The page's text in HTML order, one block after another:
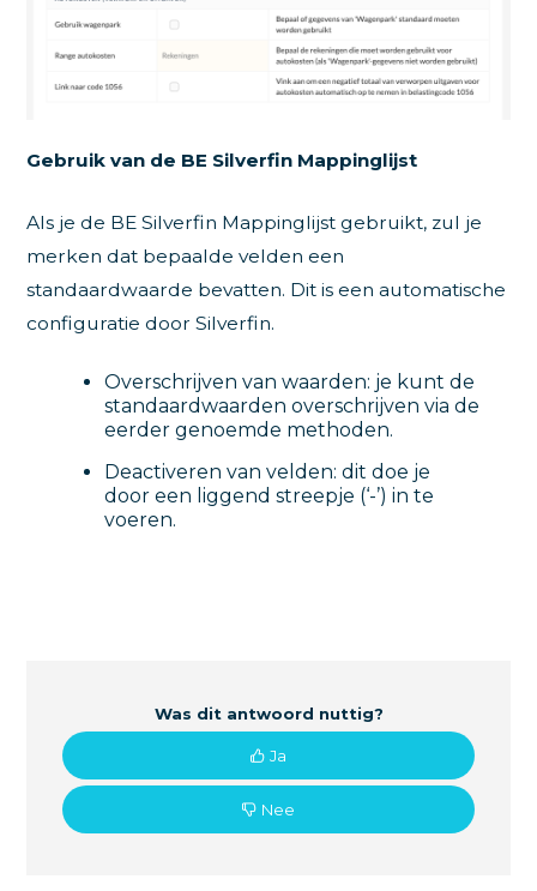
Gebruik van de BE Silverfin Mappinglijst
Als je de BE Silverfin Mappinglijst gebruikt, zul je
merken dat bepaalde velden een
standaardwaarde bevatten. Dit is een automatische
configuratie door Silverfin.
Overschrijven van waarden: je kunt de
standaardwaarden overschrijven via de
eerder genoemde methoden.
Deactiveren van velden: dit doe je
door een liggend streepje (‘-’) in te
voeren.
Was dit antwoord nuttig?
Ja
Nee